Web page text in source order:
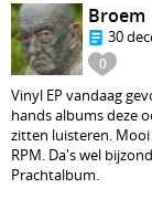
0
Broem
30
Vinyl EP vandaag
hands albums deze
zitten luisteren. Mooi
RPM. Da's wel
Prachtalbum.